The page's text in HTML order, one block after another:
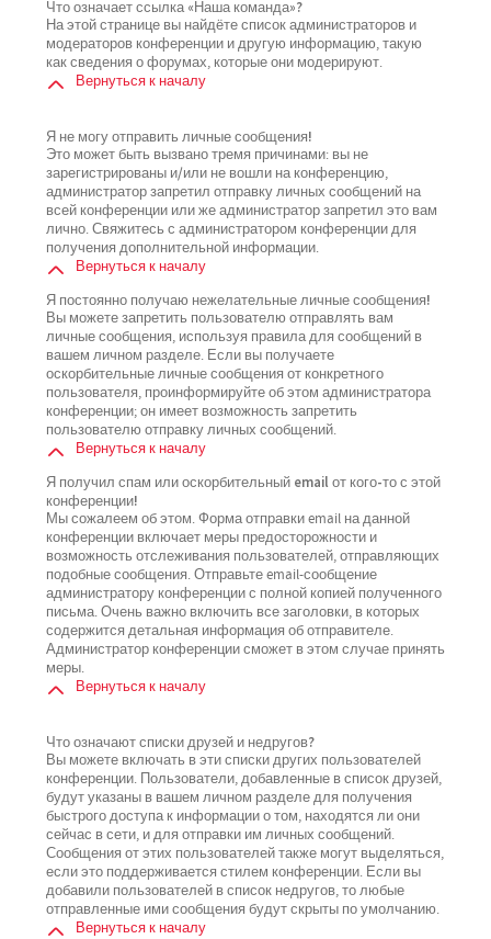
Что означает ссылка «Наша команда»?
На этой странице вы найдёте список администраторов и
модераторов конференции и другую информацию, такую
как сведения о форумах, которые они модерируют.
Вернуться к началу
Я не могу отправить личные сообщения!
Это может быть вызвано тремя причинами: вы не
зарегистрированы и/или не вошли на конференцию,
администратор запретил отправку личных сообщений на
всей конференции или же администратор запретил это вам
лично. Свяжитесь с администратором конференции для
получения дополнительной информации.
Вернуться к началу
Я постоянно получаю нежелательные личные сообщения!
Вы можете запретить пользователю отправлять вам
личные сообщения, используя правила для сообщений в
вашем личном разделе. Если вы получаете
оскорбительные личные сообщения от конкретного
пользователя, проинформируйте об этом администратора
конференции; он имеет возможность запретить
пользователю отправку личных сообщений.
Вернуться к началу
Я получил спам или оскорбительный email от кого-то с этой
конференции!
Мы сожалеем об этом. Форма отправки email на данной
конференции включает меры предосторожности и
возможность отслеживания пользователей, отправляющих
подобные сообщения. Отправьте email-сообщение
администратору конференции с полной копией полученного
письма. Очень важно включить все заголовки, в которых
содержится детальная информация об отправителе.
Администратор конференции сможет в этом случае принять
меры.
Вернуться к началу
Что означают списки друзей и недругов?
Вы можете включать в эти списки других пользователей
конференции. Пользователи, добавленные в список друзей,
будут указаны в вашем личном разделе для получения
быстрого доступа к информации о том, находятся ли они
сейчас в сети, и для отправки им личных сообщений.
Сообщения от этих пользователей также могут выделяться,
если это поддерживается стилем конференции. Если вы
добавили пользователей в список недругов, то любые
отправленные ими сообщения будут скрыты по умолчанию.
Вернуться к началу